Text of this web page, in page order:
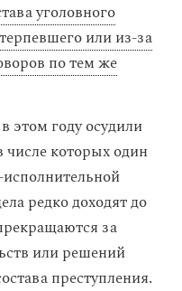
уголовного
или из-за
по тем же
этом году осудили
которых один
редко доходят до
за
или решений
преступления.